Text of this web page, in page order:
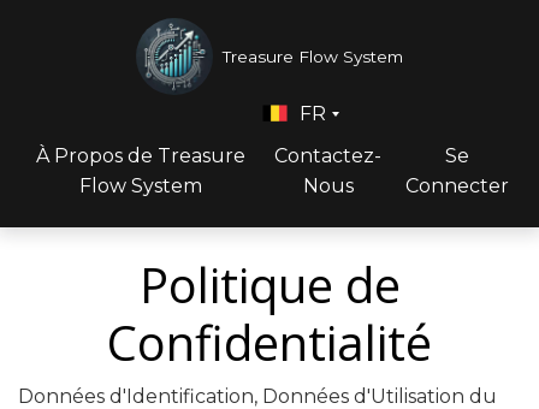
Treasure Flow System
À Propos de Treasure
Flow System
Contactez-
Nous
Se
Connecter
FR
Politique de
Confidentialité
Données d'Identification, Données d'Utilisation du